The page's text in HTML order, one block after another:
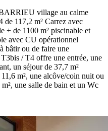
village au calme
de 117,2 m² Carrez avec
+ de 1100 m² piscinable et
avec CU opérationnel
bâtir ou de faire une
/ T4 offre une entrée, une
un séjour de 37,7 m²
m², une alcôve/coin nuit ou
une salle de bain et un Wc